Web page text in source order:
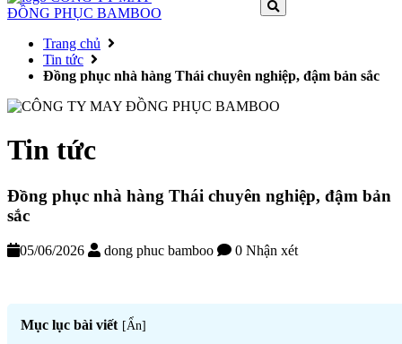
Trang chủ
Tin tức
Đồng phục nhà hàng Thái chuyên nghiệp, đậm bản sắc
Tin tức
Đồng phục nhà hàng Thái chuyên nghiệp, đậm bản
sắc
05/06/2026 dong phuc bamboo 0 Nhận xét
Mục lục bài viết [Ẩn]